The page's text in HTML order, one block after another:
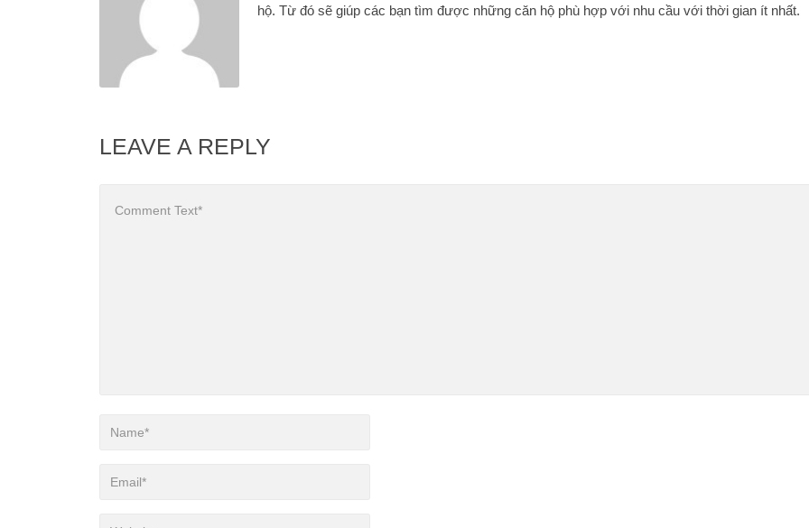
hộ. Từ đó sẽ giúp các bạn tìm được những căn hộ phù hợp với nhu cầu với thời gian ít nhất.
LEAVE A REPLY